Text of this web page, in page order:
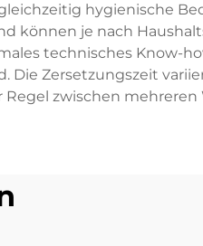
hygienische
können je nach
technisches Know-
Die Zersetzungszeit
zwischen mehreren